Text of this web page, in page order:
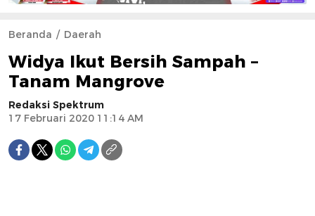
Beranda Daerah
Widya Ikut Bersih Sampah –
Tanam Mangrove
Redaksi Spektrum
17 Februari 2020 11:14 AM